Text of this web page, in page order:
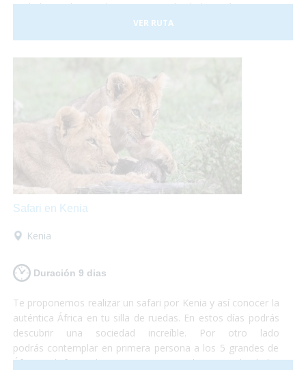
ciudades realmente hermosas. No lo dudes más y vete a
conocer las principales ciudades rusas, ¡dejamos el resto
para otra aventura!¡Sólo preocúpate por disfrutar al
VER RUTA
Safari en Kenia
Kenia
Duración 9 dias
Te proponemos realizar un safari por Kenia y así conocer la
auténtica África en tu silla de ruedas. En estos días podrás
descubrir una sociedad increíble. Por otro lado
podrás contemplar en primera persona a los 5 grandes de
África y disfrutar de paisajes espectaculares. ¡No lo dudes